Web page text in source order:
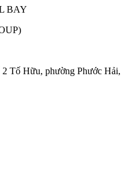
BAY
Tố Hữu, phường Phước Hải,